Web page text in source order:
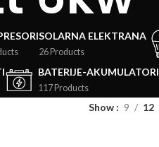
SOLARNA ELEKTRANA
26 Products
BATERIJE-AKUMULATORI
117 Products
Show 9 12